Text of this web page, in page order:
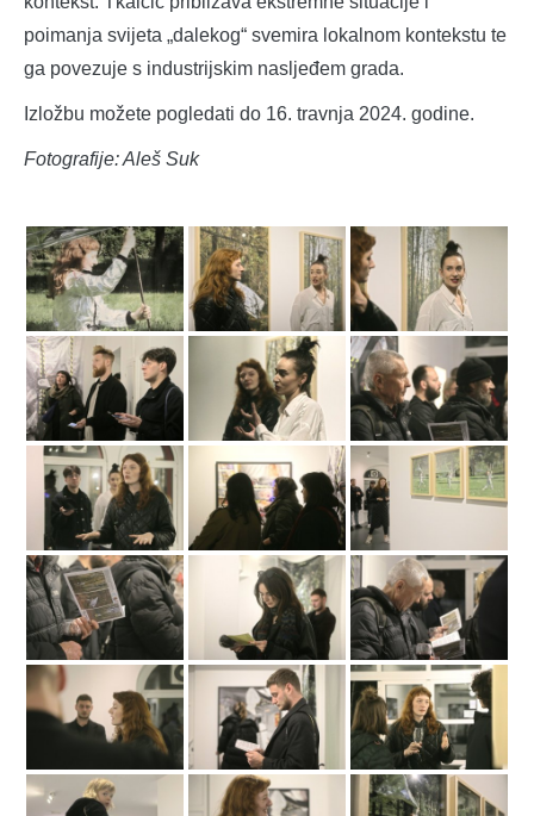
poimanja svijeta „dalekog“ svemira lokalnom kontekstu te
ga povezuje s industrijskim nasljeđem grada.
Izložbu možete pogledati do 16. travnja 2024. godine.
Fotografije: Aleš Suk